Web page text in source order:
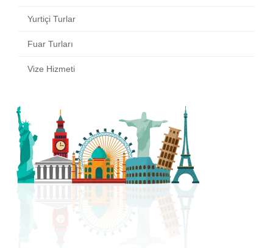
Yurtiçi Turlar
Fuar Turları
Vize Hizmeti